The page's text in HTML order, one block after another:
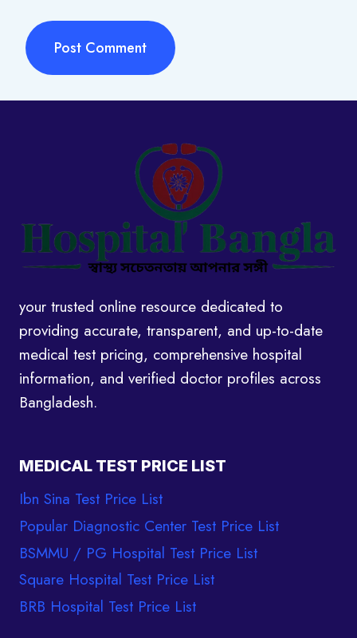
your trusted online resource dedicated to
providing accurate, transparent, and up-to-date
medical test pricing, comprehensive hospital
information, and verified doctor profiles across
Bangladesh.
MEDICAL TEST PRICE LIST
Ibn Sina Test Price List
Popular Diagnostic Center Test Price List
BSMMU / PG Hospital Test Price List
Square Hospital Test Price List
BRB Hospital Test Price List